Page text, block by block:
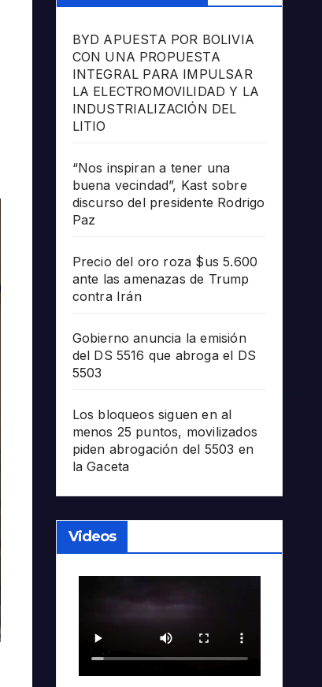
BYD APUESTA POR BOLIVIA
CON UNA PROPUESTA
INTEGRAL PARA IMPULSAR
LA ELECTROMOVILIDAD Y LA
INDUSTRIALIZACIÓN DEL
LITIO
“Nos inspiran a tener una
buena vecindad”, Kast sobre
discurso del presidente Rodrigo
Paz
Precio del oro roza $us 5.600
ante las amenazas de Trump
contra Irán
Gobierno anuncia la emisión
del DS 5516 que abroga el DS
5503
Los bloqueos siguen en al
menos 25 puntos, movilizados
piden abrogación del 5503 en
la Gaceta
Videos